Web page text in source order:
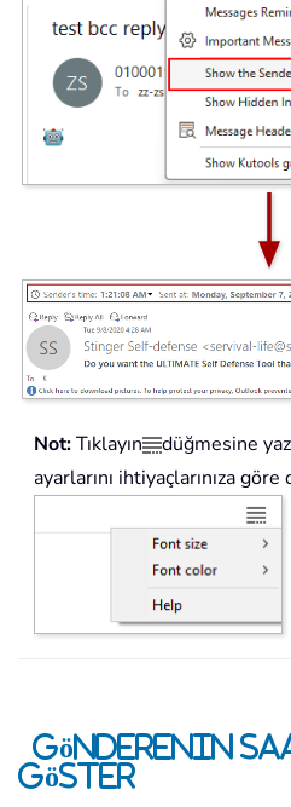
Not:Tıklayın
düğmesine
ayarlarını ihtiyaçlarınıza
Gönderenin
Göster